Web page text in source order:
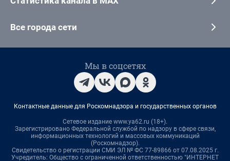
Все города сети
Мы в соцсетях
Контактные данные для Роскомнадзора и государственных органов
Сетевое издание www.ya62.ru (18+).
Зарегистрировано Федеральной службой по надзору в сфере связи,
информационных технологий и массовых коммуникаций
(Роскомнадзор).
Свидетельство о регистрации СМИ ЭЛ № ФС 77-89866 от 07.08.2025 г.
Учредитель: Общество с ограниченной ответственностью "ИНТЕРНЕТ